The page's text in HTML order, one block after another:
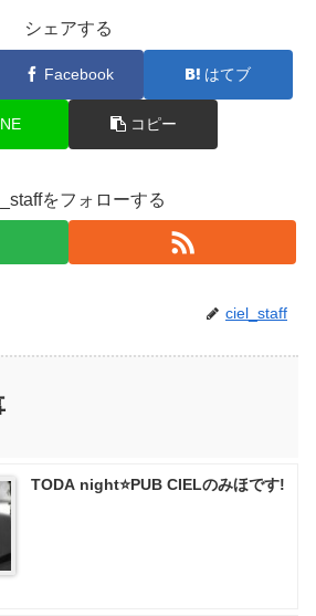
シェアする
Facebook はてブ
コピー
をフォローする
ciel_staff
TODA night⭐PUB CIELのみほです!